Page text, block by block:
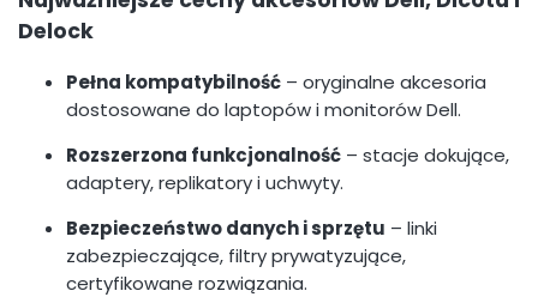
Delock
Pełna kompatybilność – oryginalne akcesoria
dostosowane do laptopów i monitorów Dell.
Rozszerzona funkcjonalność – stacje dokujące,
adaptery, replikatory i uchwyty.
Bezpieczeństwo danych i sprzętu – linki
zabezpieczające, filtry prywatyzujące,
certyfikowane rozwiązania.